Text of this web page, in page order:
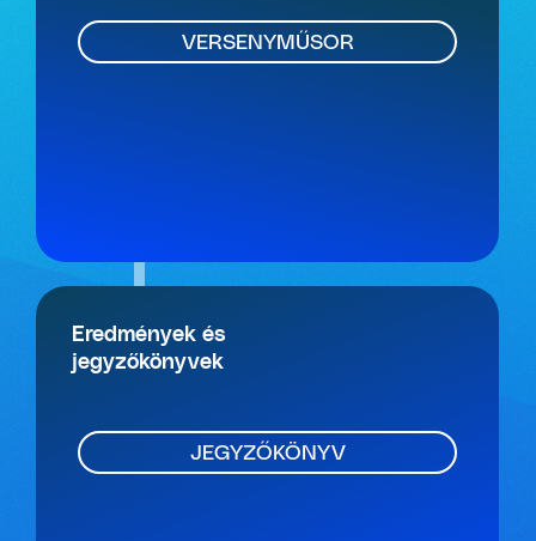
VERSENYMŰSOR
Eredmények és
jegyzőkönyvek
JEGYZŐKÖNYV